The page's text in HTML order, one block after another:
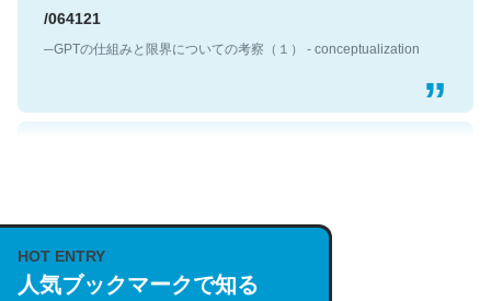
ど、短期記憶というには多い分量。進化すればするほど分
かりやすく強くなりそう
─GPTの仕組みと限界についての考察（１） - conceptualization
HOT ENTRY
人気ブックマークで知る